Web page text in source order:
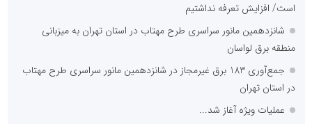
است/ افزایش تعرفه نداشتیم
شانزدهمین مانور سراسری طرح مهتاب در استان تهران به میزبانی
منطقه برق لواسان
جمع‌آوری 183 برق غیرمجاز در شانزدهمین مانور سراسری طرح مهتاب
در استان تهران
عملیات ویژه آغاز شد...